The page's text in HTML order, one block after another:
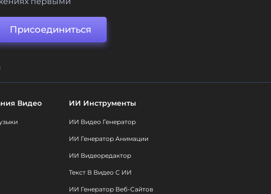
Присоединиться
Видео ИИ Инструменты
ИИ Видео Генератор
ИИ Генератор Анимации
ИИ Видеоредактор
Текст В Видео С ИИ
ИИ Генератор Веб-Сайтов